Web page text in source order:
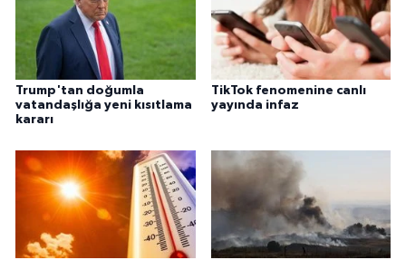
Trump'tan doğumla
vatandaşlığa yeni kısıtlama
kararı
TikTok fenomenine canlı
yayında infaz